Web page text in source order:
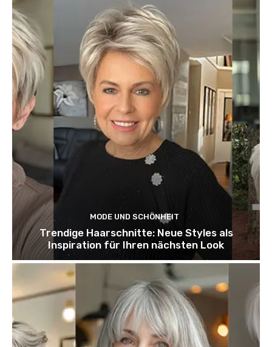
MODE UND SCHÖNHEIT
Trendige Haarschnitte: Neue Styles als
Inspiration für Ihren nächsten Look